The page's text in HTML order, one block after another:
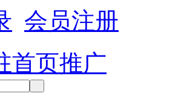
会员注册
首页推广